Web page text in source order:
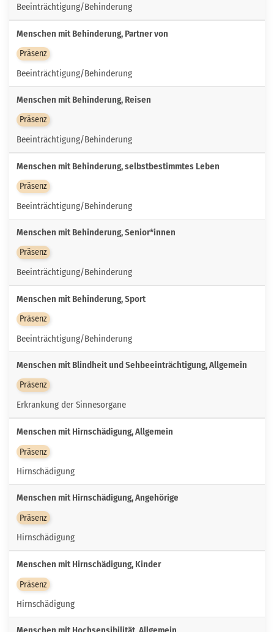
Beeinträchtigung/Behinderung
Menschen mit Behinderung, Partner von
Präsenz
Beeinträchtigung/Behinderung
Menschen mit Behinderung, Reisen
Präsenz
Beeinträchtigung/Behinderung
Menschen mit Behinderung, selbstbestimmtes Leben
Präsenz
Beeinträchtigung/Behinderung
Menschen mit Behinderung, Senior*innen
Präsenz
Beeinträchtigung/Behinderung
Menschen mit Behinderung, Sport
Präsenz
Beeinträchtigung/Behinderung
Menschen mit Blindheit und Sehbeeinträchtigung, Allgemein
Präsenz
Erkrankung der Sinnesorgane
Menschen mit Hirnschädigung, Allgemein
Präsenz
Hirnschädigung
Menschen mit Hirnschädigung, Angehörige
Präsenz
Hirnschädigung
Menschen mit Hirnschädigung, Kinder
Präsenz
Hirnschädigung